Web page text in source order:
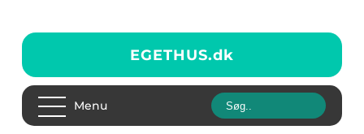
EGETHUS.dk
Menu